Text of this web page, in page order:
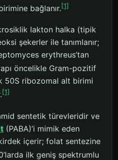
bağlanır.[1]
lakton halka (tipik
şekerler ile tanımlanır;
erythreus’tan
öncelikle Gram-pozitif
50S ribozomal alt birimi
[1]
sentetik türevleridir ve
(PABA)’i mimik eden
içerir; folat sentezine
ilk geniş spektrumlu